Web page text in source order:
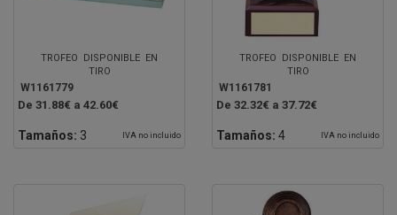
TROFEO DISPONIBLE EN
TIRO
W1161779
De 31.88€ a 42.60€
Tamaños: 3 IVA no incluido
TROFEO DISPONIBLE EN
TIRO
W1161781
De 32.32€ a 37.72€
Tamaños: 4 IVA no incluido